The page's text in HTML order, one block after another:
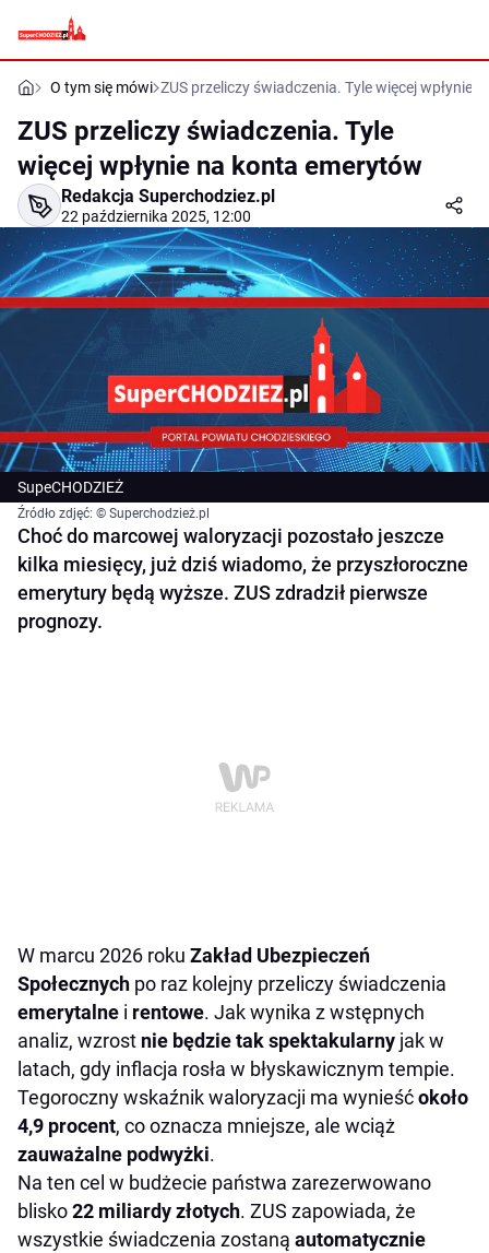
O tym się mówi ZUS przeliczy świadczenia. Tyle więcej wpłynie
ZUS przeliczy świadczenia. Tyle
więcej wpłynie na konta emerytów
Redakcja Superchodziez.pl
22 października 2025, 12:00
SupeCHODZIEŻ
Źródło zdjęć: © Superchodzież.pl
Choć do marcowej waloryzacji pozostało jeszcze
kilka miesięcy, już dziś wiadomo, że przyszłoroczne
emerytury będą wyższe. ZUS zdradził pierwsze
prognozy.
W marcu 2026 roku Zakład Ubezpieczeń
Społecznych po raz kolejny przeliczy świadczenia
emerytalne i rentowe. Jak wynika z wstępnych
analiz, wzrost nie będzie tak spektakularny jak w
latach, gdy inflacja rosła w błyskawicznym tempie.
Tegoroczny wskaźnik waloryzacji ma wynieśćokoło
4,9 procent, co oznacza mniejsze, ale wciąż
zauważalne podwyżki.
Na ten cel w budżecie państwa zarezerwowano
blisko22 miliardy złotych. ZUS zapowiada, że
wszystkie świadczenia zostaną automatycznie